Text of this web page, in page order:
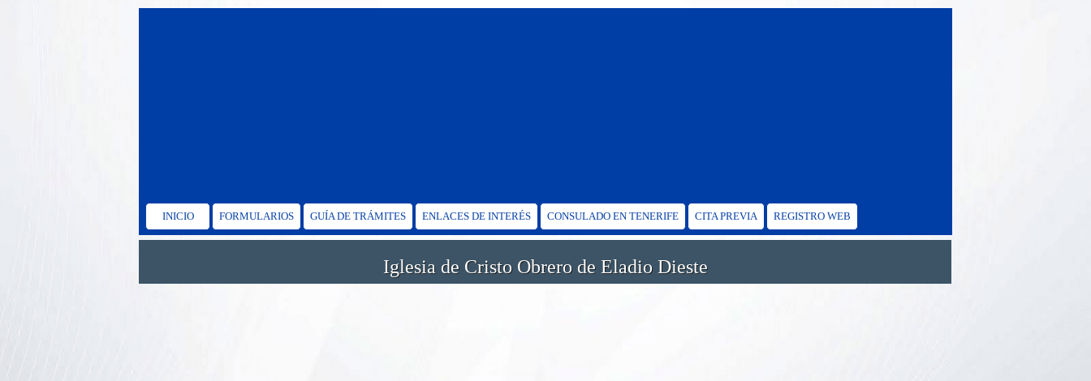
INICIO FORMULARIOS GUÍA DE TRÁMITES ENLACES DE INTERÉS CONSULADO EN TENERIFE CITA PREVIA REGISTRO WEB
Iglesia de Cristo Obrero de Eladio Dieste